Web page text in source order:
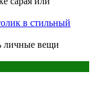
в стильный
личные вещи